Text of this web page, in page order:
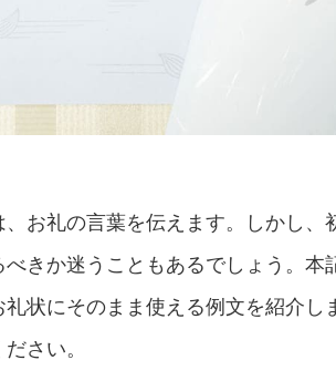
お礼の言葉を伝えます。しかし、
きか迷うこともあるでしょう。本
状にそのまま使える例文を紹介し
さい。